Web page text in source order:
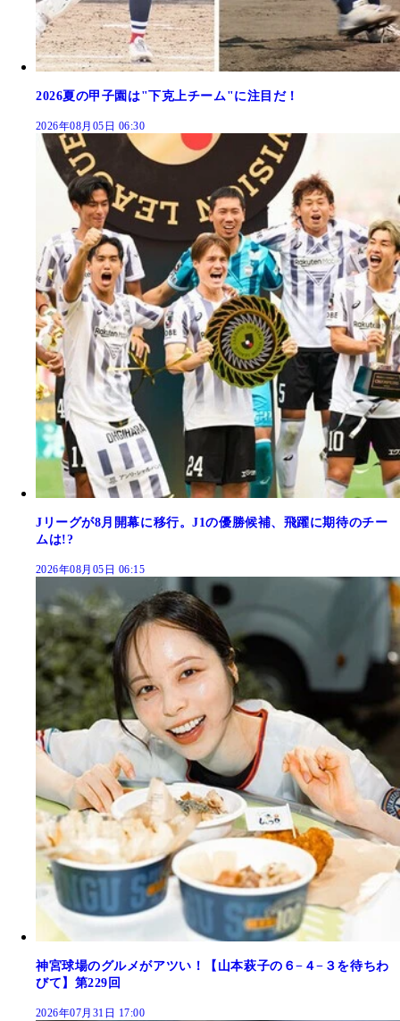
2026夏の甲子園は"下克上チーム"に注目だ！
2026年08月05日 06:30
Jリーグが8月開幕に移行。J1の優勝候補、飛躍に期待のチー
ムは!?
2026年08月05日 06:15
神宮球場のグルメがアツい！【山本萩子の６−４−３を待ちわ
びて】第229回
2026年07月31日 17:00